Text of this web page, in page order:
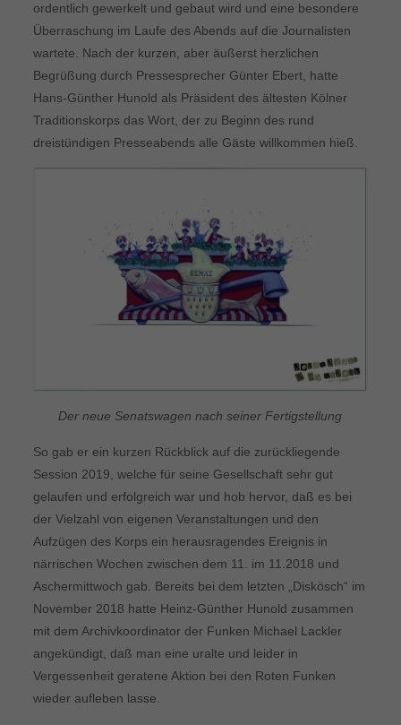
ordentlich gewerkelt und gebaut wird und eine besondere
Überraschung im Laufe des Abends auf die Journalisten
wartete. Nach der kurzen, aber äußerst herzlichen
Begrüßung durch Pressesprecher Günter Ebert, hatte
Hans-Günther Hunold als Präsident des ältesten Kölner
Traditionskorps das Wort, der zu Beginn des rund
dreistündigen Presseabends alle Gäste willkommen hieß.
Der neue Senatswagen nach seiner Fertigstellung
So gab er ein kurzen Rückblick auf die zurückliegende
Session 2019, welche für seine Gesellschaft sehr gut
gelaufen und erfolgreich war und hob hervor, daß es bei
der Vielzahl von eigenen Veranstaltungen und den
Aufzügen des Korps ein herausragendes Ereignis in
närrischen Wochen zwischen dem 11. im 11.2018 und
Aschermittwoch gab. Bereits bei dem letzten „Diskösch“ im
November 2018 hatte Heinz-Günther Hunold zusammen
mit dem Archivkoordinator der Funken Michael Lackler
angekündigt, daß man eine uralte und leider in
Vergessenheit geratene Aktion bei den Roten Funken
wieder aufleben lasse.